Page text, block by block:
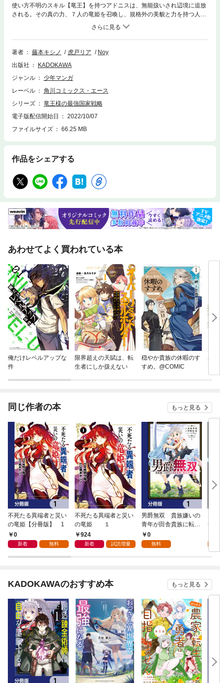
使い方不明のスキル【竜王】を持つアドニスは、無能扱いされ辺境に追放
される。その真の力、７人の竜姫を召喚し、規格外の美貌と力を持つ人外
の部下とともに新たなる国造りを始めるのだった。
著者 藤本キシノ 虎戸リア
Noy
出版社
KADOKAWA
ジャンル
少年マンガ
レーベル
角川コミックス・エース
シリーズ
竜王様の最強国家戦略
電子版配信開始日
2022/10/07
ファイルサイズ
66.25 MB
作品をシェアする
あわせてよく買われている本
俺だけレベルアップな
件
限界超えの天賦は、転
生者にしか扱えない
穏やか貴族の休暇のす
すめ。@COMIC
異
同じ作者の本 もっと見る
不死たる異端者と災い
の竜姫【分冊版】 1
0
新着 無料
不死たる異端者と災い
の竜姫 １
924
新着 試読増量
男爵無双 貴族嫌いの
青年が田舎貴族に転生
した件【分冊版】 1
0
無料
青
KADOKAWAのおすすめ本 もっと見る